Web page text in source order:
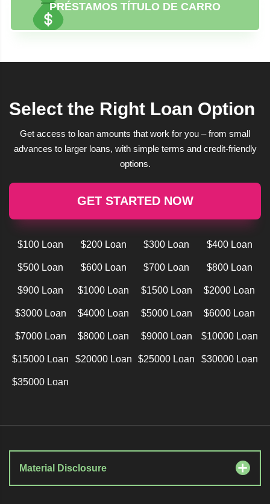
PRÉSTAMOS TÍTULO DE CARRO
Select the Right Loan Option
Get access to loan amounts that work for you – from small
advances to larger loans, with simple terms and credit-friendly
options.
GET STARTED NOW
$100 Loan $200 Loan $300 Loan $400 Loan
$500 Loan $600 Loan $700 Loan $800 Loan
$900 Loan $1000 Loan $1500 Loan $2000 Loan
$3000 Loan $4000 Loan $5000 Loan $6000 Loan
$7000 Loan $8000 Loan $9000 Loan $10000 Loan
$15000 Loan $20000 Loan $25000 Loan $30000 Loan
$35000 Loan
Material Disclosure